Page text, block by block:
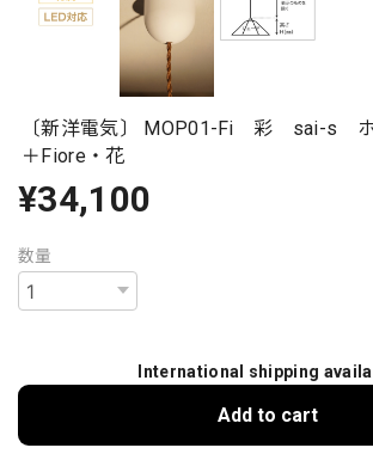
〔新洋電気〕 MOP01-Fi 彩 sai-s ホ
＋Fiore・花
¥34,100
数量
International shipping
Add to cart